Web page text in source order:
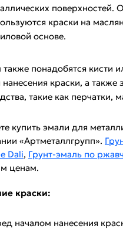
поверхностей.
краски на
основе.
также понадобятся кисти
нанесения краски, а также
такие как перчатки,
купить эмали для
«Артметаллгрупп».
Dali, Грунт-эмаль по
ценам.
краски:
началом нанесения